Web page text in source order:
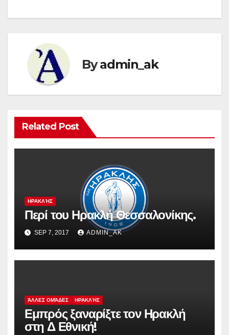
Byadmin_ak
Related Post
ΗΡΑΚΛΉΣ
Περί του Ηρακλή Θεσσαλονίκης.
SEP 7, 2017 ADMIN_AK
ΆΛΛΕΣ ΟΜΆΔΕΣ ΗΡΑΚΛΉΣ
Εμπρός ξαναρίξτε τον Ηρακλή
στη Δ Εθνική!